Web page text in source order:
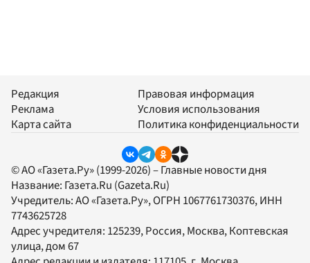
Редакция
Реклама
Карта сайта
Правовая информация
Условия использования
Политика конфиденциальности
© АО «Газета.Ру» (1999-2026) – Главные новости дня
Название: Газета.Ru (Gazeta.Ru)
Учредитель:АО «Газета.Ру», ОГРН 1067761730376, ИНН
7743625728
Адрес учредителя: 125239, Россия, Москва, Коптевская
улица, дом 67